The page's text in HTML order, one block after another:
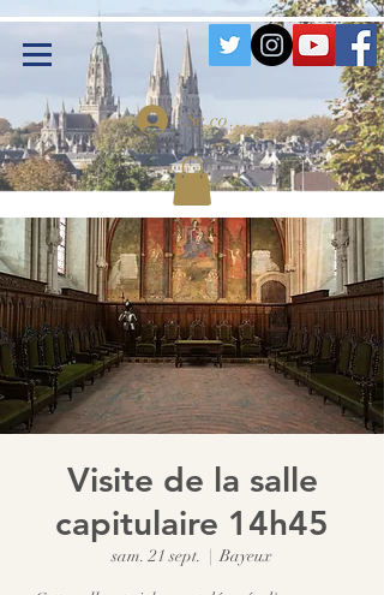
Se connecter
Visite de la salle
capitulaire 14h45
sam. 21 sept.
  |
Bayeux